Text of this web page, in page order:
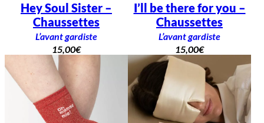
Hey Soul Sister –
Chaussettes
L’avant gardiste
15,00€
I’ll be there for you –
Chaussettes
L’avant gardiste
15,00€